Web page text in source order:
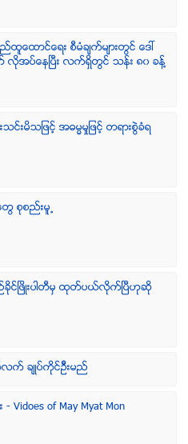
ထူေထာင္ေရး စီမံခ်က္မ်ားတြင္ ေဒၚ
အပ္ေနၿပီး လက္ရွိတြင္ သန္း ၈၀ ခန္႔
းမိသျဖင့္ အဓမၼမႈျဖင့္ တရားစြဲခံရ
ြ စုစည္းမူ႕
ည္ခိုင္ျဖိဳးပါတီမွ ထုတ္ပယ္လိုက္ျပီဟုဆို
က္လက္ ခ်ဳပ္ကိုင္ဥိီးမည္
Vidoes of May Myat Mon